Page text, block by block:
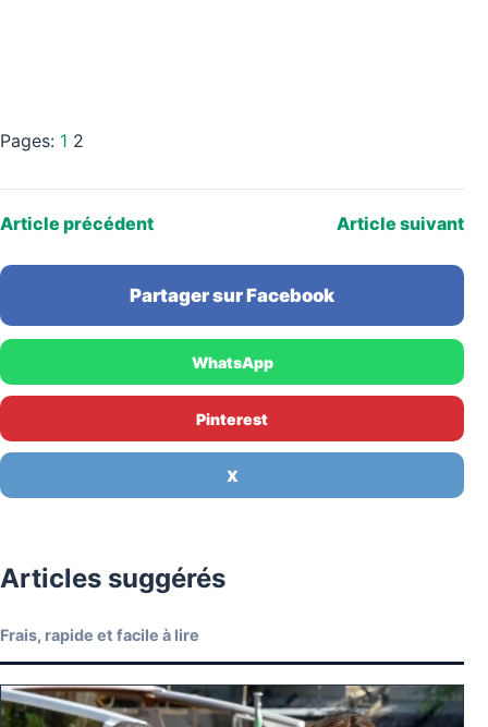
Pages: 1 2
Article précédent Article suivant
Partager sur Facebook
WhatsApp
Pinterest
X
Articles suggérés
Frais, rapide et facile à lire